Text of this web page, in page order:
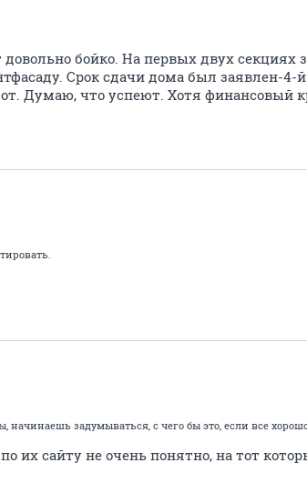
бойко. На первых двух
Срок сдачи дома был заявлен-4-й
Думаю, что успеют. Хотя финансовый
начинаешь задумываться, с чего бы это, если все
их сайту не очень понятно, на тот